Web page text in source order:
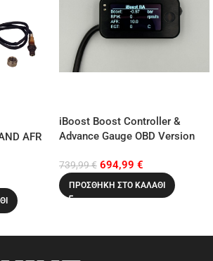
AFR
iBoost Boost Controller &
Advance Gauge OBD Version
739,99€ 694,99 €
ΠΡΟΣΘΉΚΗ ΣΤΟ ΚΑΛΆΘΙ